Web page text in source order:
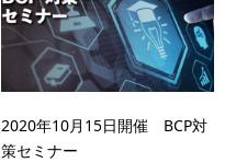
2020年10月15日開催 BCP対
策セミナー